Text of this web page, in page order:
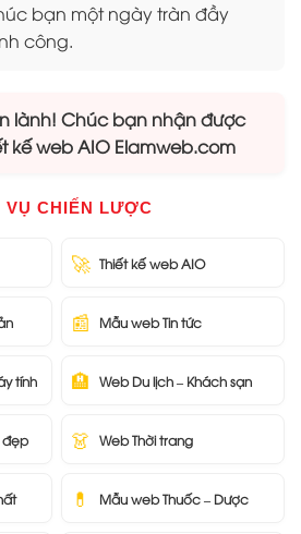
bạn một ngày tràn đầy
công.
lành! Chúc bạn nhận được
kế web AIO Elamweb.com
VỤ CHIẾN LƯỢC
🚀 Thiết kế web AIO
📰 Mẫu web Tin tức
tính 🏨 Web Du lịch – Khách sạn
đẹp 👗 Web Thời trang
💊 Mẫu web Thuốc – Dược